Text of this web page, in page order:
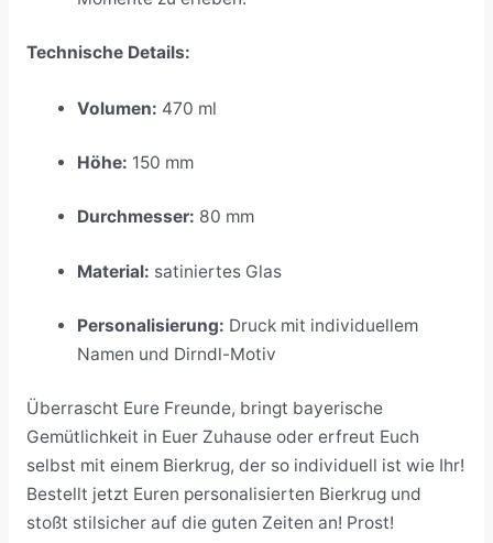
Technische Details:
Volumen: 470 ml
Höhe: 150 mm
Durchmesser: 80 mm
Material: satiniertes Glas
Personalisierung: Druck mit individuellem
Namen und Dirndl-Motiv
Überrascht Eure Freunde, bringt bayerische
Gemütlichkeit in Euer Zuhause oder erfreut Euch
selbst mit einem Bierkrug, der so individuell ist wie Ihr!
Bestellt jetzt Euren personalisierten Bierkrug und
stoßt stilsicher auf die guten Zeiten an! Prost!